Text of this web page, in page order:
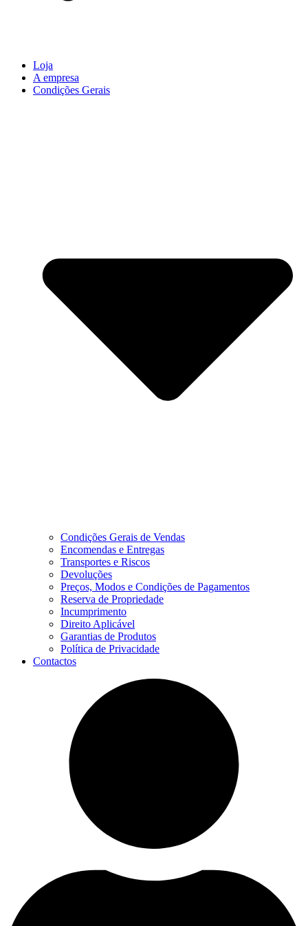
Loja
A empresa
Condições Gerais
Condições Gerais de Vendas
Encomendas e Entregas
Transportes e Riscos
Devoluções
Preços, Modos e Condições de Pagamentos
Reserva de Propriedade
Incumprimento
Direito Aplicável
Garantias de Produtos
Política de Privacidade
Contactos